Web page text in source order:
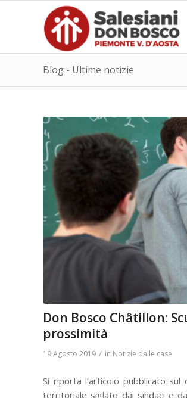
Blog - Ultime notizie
Don Bosco Châtillon:
prossimità
19 Agosto 2019 / in Notizie dalle case
Si riporta l’articolo pubblicato sul
territoriale siglato dai sindaci e